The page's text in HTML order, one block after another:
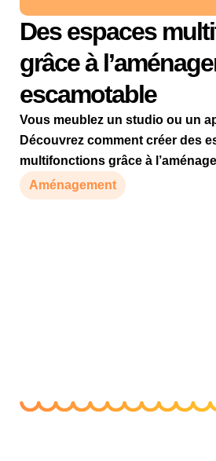
Des espaces
grâce à
escamotable
Vous meublez un studio ou un
Découvrez comment créer des
multifonctions grâce à
Aménagement